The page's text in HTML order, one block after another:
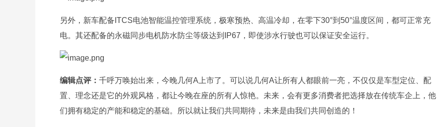
另外，新车配备ITCS电池智能温控管理系统，极寒预热、高温冷却，在零下30°到50°温度区间，都可正常充
电。其还配备的永磁同步电机防水防尘等级达到IP67，即使涉水行驶也可以保证安全运行。
编辑点评： 千呼万唤始出来，今晚几何A上市了。可以说几何A让所有人都眼前一亮，不仅仅是车型定位、配
置、理念还是它的外观风格，都让今晚在座的所有人惊艳。未来，会有更多消费者把选择放在传统车企上，他
们拥有稳定的产能和稳定的基础。所以就让我们共同期待，未来是由我们共同创造的！